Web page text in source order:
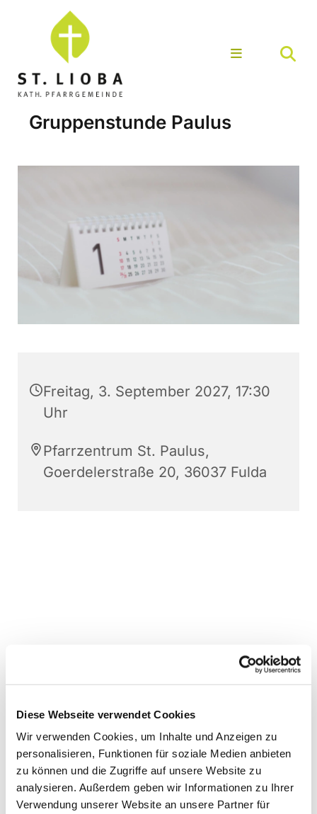
Diese Webseite verwendet Cookies
Wir verwenden Cookies, um Inhalte und Anzeigen zu
personalisieren, Funktionen für soziale Medien anbieten
zu können und die Zugriffe auf unsere Website zu
analysieren. Außerdem geben wir Informationen zu Ihrer
Verwendung unserer Website an unsere Partner für
Gruppenstunde Paulus
Freitag, 3. September 2027, 17:30
Uhr
Pfarrzentrum St. Paulus,
Goerdelerstraße 20, 36037 Fulda